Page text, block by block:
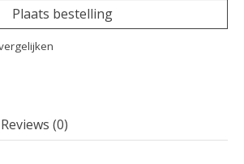
Plaats bestelling
Reviews (0)